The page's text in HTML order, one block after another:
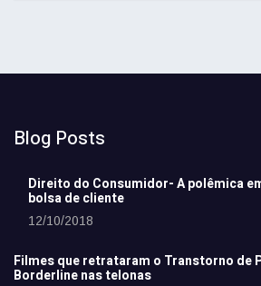
Blog Posts
Direito do Consumidor- A polêmica
bolsa de cliente
12/10/2018
Filmes que retrataram o Transtorno de
Borderline nas telonas